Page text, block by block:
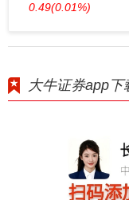
0.49(0.01%)
大牛证券app